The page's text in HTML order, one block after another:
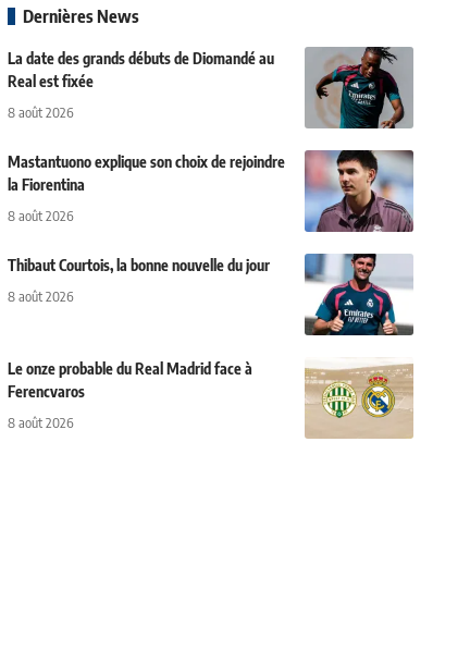
Dernières News
La date des grands débuts de Diomandé au
Real est fixée
8 août 2026
Mastantuono explique son choix de rejoindre
la Fiorentina
8 août 2026
Thibaut Courtois, la bonne nouvelle du jour
8 août 2026
Le onze probable du Real Madrid face à
Ferencvaros
8 août 2026